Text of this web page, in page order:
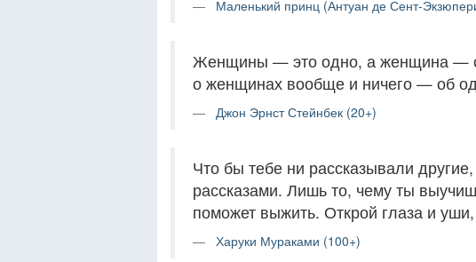
Маленький принц (Антуан де Сент-
Женщины — это одно, а женщина —
о женщинах вообще и ничего — об
Джон Эрнст Стейнбек (20+)
Что бы тебе ни рассказывали
рассказами. Лишь то, чему ты
поможет выжить. Открой глаза и
Харуки Мураками (100+)